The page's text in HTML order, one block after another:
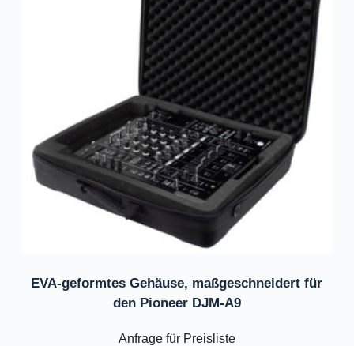
EVA-geformtes Gehäuse, maßgeschneidert für
den Pioneer DJM-A9
Anfrage für Preisliste